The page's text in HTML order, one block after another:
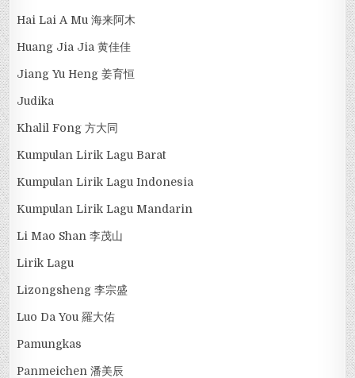
Hai Lai A Mu 海来阿木
Huang Jia Jia 黄佳佳
Jiang Yu Heng 姜育恒
Judika
Khalil Fong 方大同
Kumpulan Lirik Lagu Barat
Kumpulan Lirik Lagu Indonesia
Kumpulan Lirik Lagu Mandarin
Li Mao Shan 李茂山
Lirik Lagu
Lizongsheng 李宗盛
Luo Da You 羅大佑
Pamungkas
Panmeichen 潘美辰